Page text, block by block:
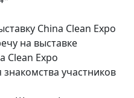
China Clean Expo
на выставке
Clean Expo
участников